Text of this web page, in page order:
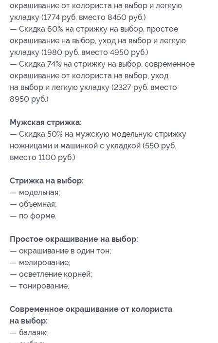
окрашивание от колориста на выбор и легкую
укладку (1774 руб. вместо 8450 руб.)
— Скидка 60% на стрижку на выбор, простое
окрашивание на выбор, уход на выбор и легкую
укладку (1980 руб. вместо 4950 руб.)
— Скидка 74% на стрижку на выбор, современное
окрашивание от колориста на выбор, уход
на выбор и легкую укладку (2327 руб. вместо
8950 руб.)
Мужская стрижка:
— Скидка 50% на мужскую модельную стрижку
ножницами и машинкой с укладкой (550 руб.
вместо 1100 руб.)
Стрижка на выбор:
— модельная;
— объемная;
— по форме.
Простое окрашивание на выбор:
— окрашивание в один тон;
— мелирование;
— осветление корней;
— тонирование.
Современное окрашивание от колориста
на выбор:
— балаяж;